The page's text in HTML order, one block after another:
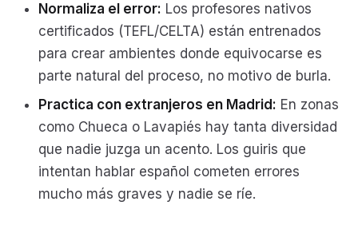
Normaliza el error: Los profesores nativos
certificados (TEFL/CELTA) están entrenados
para crear ambientes donde equivocarse es
parte natural del proceso, no motivo de burla.
Practica con extranjeros en Madrid: En zonas
como Chueca o Lavapiés hay tanta diversidad
que nadie juzga un acento. Los guiris que
intentan hablar español cometen errores
mucho más graves y nadie se ríe.